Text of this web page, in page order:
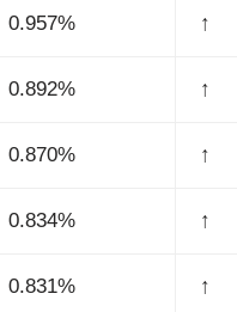
0.957% ↑
0.892% ↑
0.870% ↑
0.834% ↑
0.831% ↑